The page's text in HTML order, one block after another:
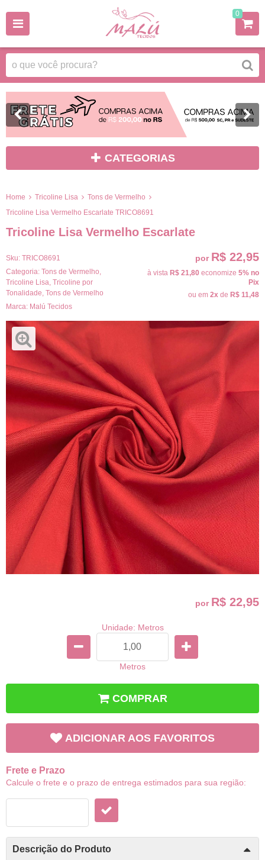
0
CATEGORIAS
Home Tricoline Lisa
Tons de Vermelho
Tricoline Lisa Vermelho Escarlate TRICO8691
Tricoline Lisa Vermelho Escarlate
Sku: TRICO8691
Categoria: Tons de Vermelho
Tricoline Lisa Tricoline por
Tonalidade Tons de Vermelho
Marca: Malú Tecidos
por R$ 22,95
à vista R$ 21,80 economize 5% no
Pix
ou em 2x de R$ 11,48
por R$ 22,95
Unidade: Metros
Metros
COMPRAR
ADICIONAR AOS FAVORITOS
Frete e Prazo
Calcule o frete e o prazo de entrega estimados para sua região:
Descrição do Produto